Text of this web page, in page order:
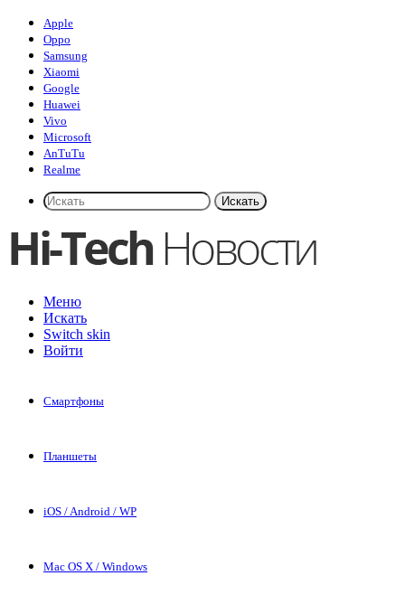
Apple
Oppo
Samsung
Xiaomi
Google
Huawei
Vivo
Microsoft
AnTuTu
Realme
Искать
Меню
Искать
Switch skin
Войти
Смартфоны
Планшеты
iOS / Android / WP
Mac OS X / Windows